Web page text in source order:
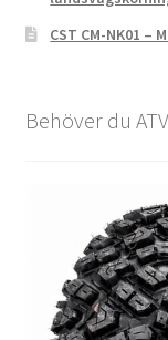
CST CM-NK01
Behöver du